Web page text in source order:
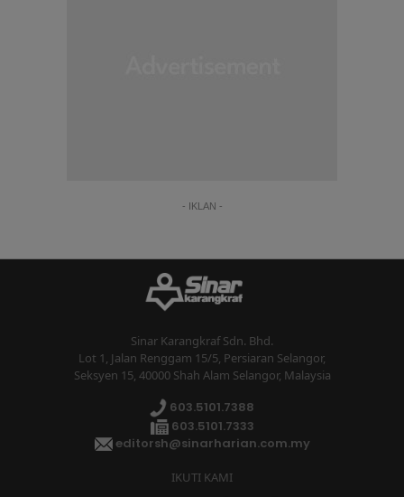
- IKLAN -
Sinar Karangkraf Sdn. Bhd.
Lot 1, Jalan Renggam 15/5, Persiaran Selangor,
Seksyen 15, 40000 Shah Alam Selangor, Malaysia
603.5101.7388
603.5101.7333
editorsh@sinarharian.com.my
IKUTI KAMI